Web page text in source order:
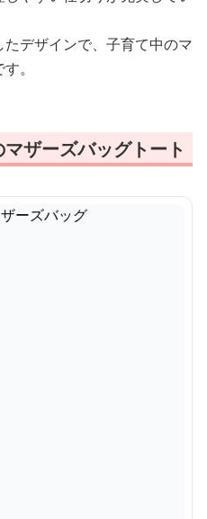
デザインで、子育て中のマ
。
ザーズバッグトート